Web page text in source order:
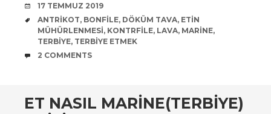
DATE
17 TEMMUZ 2019
TAGS
ANTRIKOT, BONFILE, DÖKÜM TAVA, ETIN
MÜHÜRLENMESI, KONTRFILE, LAVA, MARINE,
TERBIYE, TERBIYE ETMEK
COMMENTS
2 COMMENTS
ET NASIL MARINE(TERBIYE)